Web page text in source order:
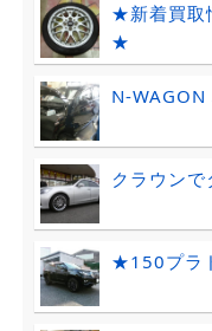
★新着買取
★
N-WAGON
クラウンで
★150プラ